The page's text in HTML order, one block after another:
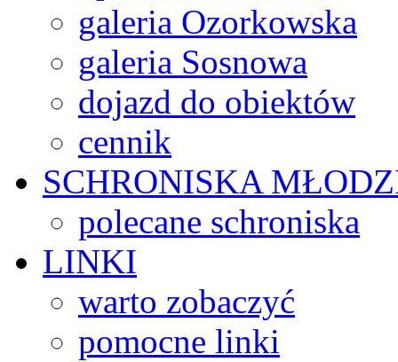
galeria Ozorkowska
galeria Sosnowa
dojazd do obiektów
cennik
SCHRONISKA
polecane schroniska
LINKI
warto zobaczyć
pomocne linki